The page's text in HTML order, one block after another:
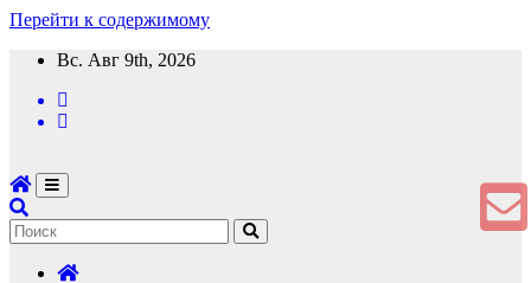
Перейти к содержимому
Вс. Авг 9th, 2026